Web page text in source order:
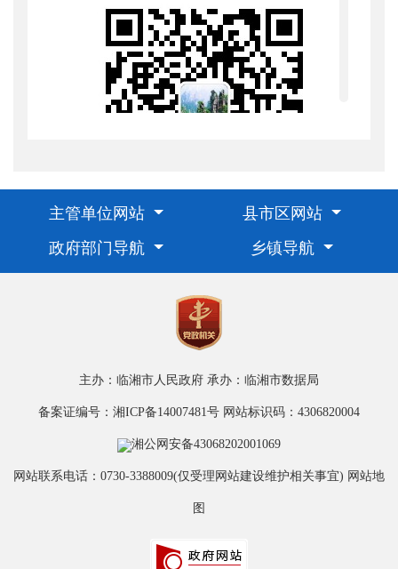
3.《临湘市人民政府公报》：纸质公报可
阅。电子版公报可在临湘市人民政府门户网
站政务公开频道“政府公报”专栏查阅（网
临湘市政务服务大厅：
地址：临湘市长盛西路333号智慧政务中
办公时间：周一至周五上午8:30—
主管单位网站
县市区网站
政府部门导航
乡镇导航
主办：临湘市人民政府 承办：临湘市数据局
备案证编号：湘ICP备14007481号 网站标识码：4306820004
湘公网安备43068202001069
网站联系电话：0730-3388009(仅受理网站建设维护相关事宜) 网站地
图